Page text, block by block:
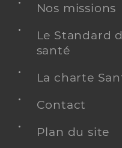
Nos missions
Le Standard
santé
La charte
Contact
Plan du site